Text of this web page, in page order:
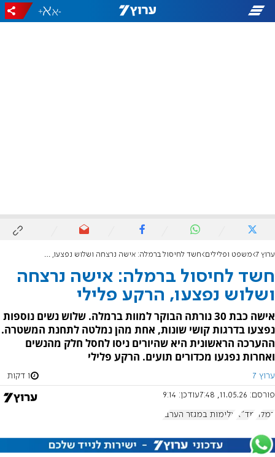
-
+
ערוץ 7 משפט ופלילים חשד לחיסול ברמלה: אישה נרצחה ושלוש נפצעו, הרקע פלילי
חשד לחיסול ברמלה: אישה נרצחה
ושלוש נפצעו, הרקע פלילי
אישה כבת 30 נורתה הבוקר למוות ברמלה. שלוש נשים נוספות
נפצעו בדרגות קושי שונות, אחת מהן נמלטה לתחנת המשטרה.
ההערכה הראשונית היא שהיורים ניסו לחסל חלק מהנשים
ואחרות נפגעו מכדורים תועים. הרקע פלילי
ערוץ 7 1 דקות
פורסם: 11.05.26, 7:48 עודכן: 9:14
רמלה מד"א אלימות במגזר הערבי